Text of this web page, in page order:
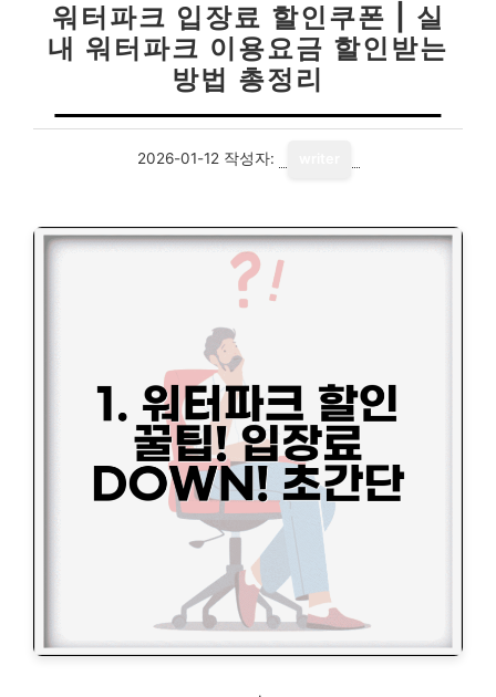
워터파크 입장료 할인쿠폰 | 실
내 워터파크 이용요금 할인받는
방법 총정리
2026-01-12 작성자: